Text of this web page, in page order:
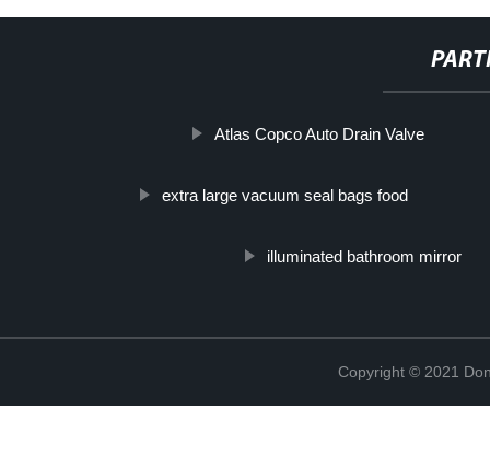
Atlas Copco Auto Drain Valve
extra large vacuum seal bags food
illuminated bathroom mirror
Copyright © 2021